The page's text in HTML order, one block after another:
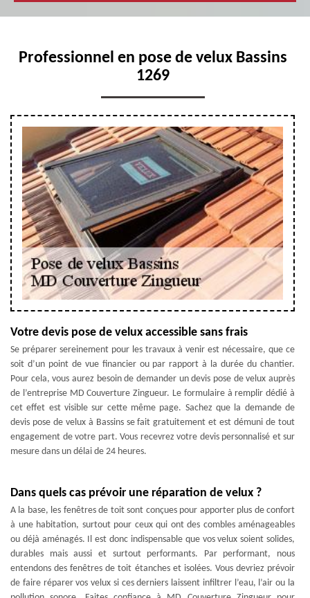
Professionnel en pose de velux Bassins
1269
Votre devis pose de velux accessible sans frais
Se préparer sereinement pour les travaux à venir est nécessaire, que ce
soit d’un point de vue financier ou par rapport à la durée du chantier.
Pour cela, vous aurez besoin de demander un devis pose de velux auprès
de l’entreprise MD Couverture Zingueur. Le formulaire à remplir dédié à
cet effet est visible sur cette même page. Sachez que la demande de
devis pose de velux à Bassins se fait gratuitement et est démuni de tout
engagement de votre part. Vous recevrez votre devis personnalisé et sur
mesure dans un délai de 24 heures.
Dans quels cas prévoir une réparation de velux ?
A la base, les fenêtres de toit sont conçues pour apporter plus de confort
à une habitation, surtout pour ceux qui ont des combles aménageables
ou déjà aménagés. Il est donc indispensable que vos velux soient solides,
durables mais aussi et surtout performants. Par performant, nous
entendons des fenêtres de toit étanches et isolées. Vous devriez prévoir
de faire réparer vos velux si ces derniers laissent infiltrer l’eau, l’air ou la